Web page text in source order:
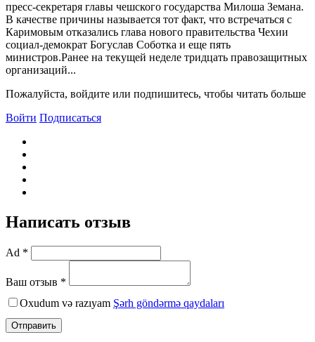
пресс-секретаря главы чешского государства Милоша Земана.
В качестве причины называется тот факт, что встречаться с
Каримовым отказались глава нового правительства Чехии
социал-демократ Богуслав Соботка и еще пять
министров.Ранее на текущей неделе тридцать правозащитных
организаций...
Пожалуйста, войдите или подпишитесь, чтобы читать больше
Войти Подписаться
Написать отзыв
Ad *
Ваш отзыв *
Oxudum və razıyam Şərh göndərmə qaydaları
Отправить